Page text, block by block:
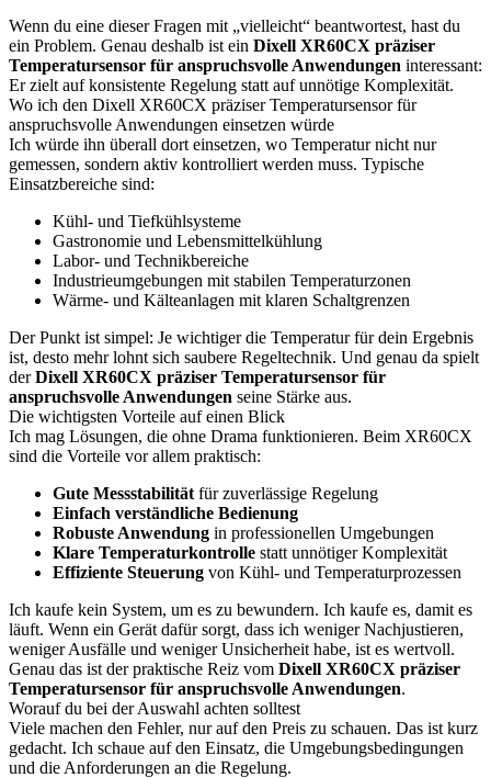
Wenn du eine dieser Fragen mit „vielleicht“ beantwortest, hast du
ein Problem. Genau deshalb ist ein Dixell XR60CX präziser
Temperatursensor für anspruchsvolle Anwendungen interessant:
Er zielt auf konsistente Regelung statt auf unnötige Komplexität.
Wo ich den Dixell XR60CX präziser Temperatursensor für
anspruchsvolle Anwendungen einsetzen würde
Ich würde ihn überall dort einsetzen, wo Temperatur nicht nur
gemessen, sondern aktiv kontrolliert werden muss. Typische
Einsatzbereiche sind:
Kühl- und Tiefkühlsysteme
Gastronomie und Lebensmittelkühlung
Labor- und Technikbereiche
Industrieumgebungen mit stabilen Temperaturzonen
Wärme- und Kälteanlagen mit klaren Schaltgrenzen
Der Punkt ist simpel: Je wichtiger die Temperatur für dein Ergebnis
ist, desto mehr lohnt sich saubere Regeltechnik. Und genau da spielt
derDixell XR60CX präziser Temperatursensor für
anspruchsvolle Anwendungen seine Stärke aus.
Die wichtigsten Vorteile auf einen Blick
Ich mag Lösungen, die ohne Drama funktionieren. Beim XR60CX
sind die Vorteile vor allem praktisch:
Gute Messstabilität für zuverlässige Regelung
Einfach verständliche Bedienung
Robuste Anwendung in professionellen Umgebungen
Klare Temperaturkontrolle statt unnötiger Komplexität
Effiziente Steuerung von Kühl- und Temperaturprozessen
Ich kaufe kein System, um es zu bewundern. Ich kaufe es, damit es
läuft. Wenn ein Gerät dafür sorgt, dass ich weniger Nachjustieren,
weniger Ausfälle und weniger Unsicherheit habe, ist es wertvoll.
Genau das ist der praktische Reiz vom Dixell XR60CX präziser
Temperatursensor für anspruchsvolle Anwendungen.
Worauf du bei der Auswahl achten solltest
Viele machen den Fehler, nur auf den Preis zu schauen. Das ist kurz
gedacht. Ich schaue auf den Einsatz, die Umgebungsbedingungen
und die Anforderungen an die Regelung.